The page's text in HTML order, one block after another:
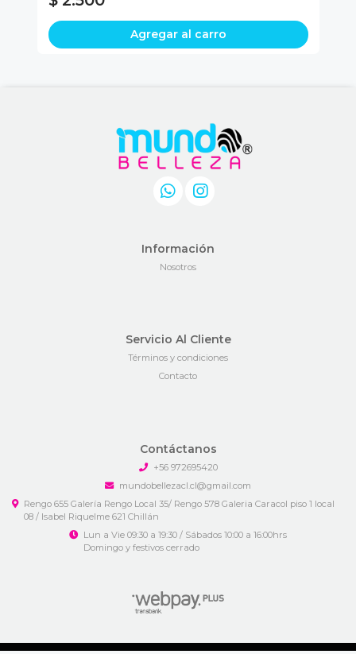
Agregar al carro
Información
Nosotros
Servicio Al Cliente
Términos y condiciones
Contacto
Contáctanos
+56 972695420
mundobellezacl.cl@gmail.com
Rengo 655 Galería Rengo Local 35/ Rengo 578 Galeria Caracol piso 1 local
08 / Isabel Riquelme 621 Chillán
Lun a Vie 09:30 a 19:30 / Sábados 10:00 a 16:00hrs
Domingo y festivos cerrado